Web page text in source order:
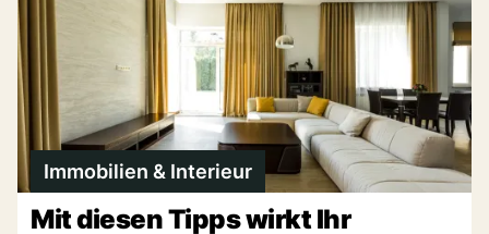
Immobilien & Interieur
Mit diesen Tipps wirkt Ihr